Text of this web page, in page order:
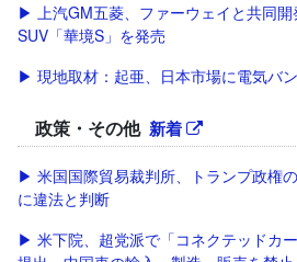
▶ 上汽GM五菱、ファーウェイと共同開
SUV「華境S」を発売
▶ 現地取材：起亜、日本市場に電気バ
政策・その他 新着
▶ 米国国際貿易裁判所、トランプ政権
に違法と判断
▶ 米下院、超党派で「コネクテッドカ